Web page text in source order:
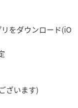
をダウンロード(iO
ざいます)